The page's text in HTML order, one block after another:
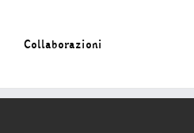
Collaborazioni